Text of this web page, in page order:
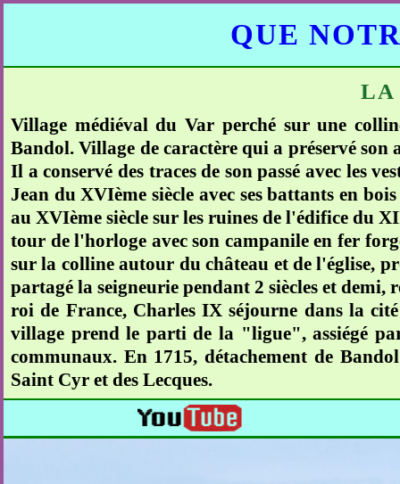
QUE
LA
Village médiéval du Var perché sur une
Bandol. Village de caractère qui a préservé
Il a conservé des traces de son passé avec les
Jean du XVIème siècle avec ses battants en
au XVIème siècle sur les ruines de l'édifice du
tour de l'horloge avec son campanile en fer
sur la colline autour du château et de l'église,
partagé la seigneurie pendant 2 siècles et demi,
roi de France, Charles IX séjourne dans la
village prend le parti de la "ligue", assiégé
communaux. En 1715, détachement de
Saint Cyr et des Lecques.